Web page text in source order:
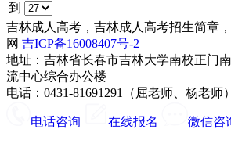
到
吉林成人高考，吉林成人高考招生简章
网 吉ICP备16008407号-2
地址：吉林省长春市吉林大学南校正门
流中心综合办公楼
电话：0431-81691291（屈老师、杨老师）
电话咨询 在线报名 微信咨